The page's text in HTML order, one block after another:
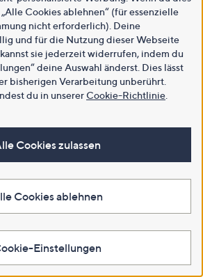
Cookies ablehnen“ (für essenzielle
nicht erforderlich). Deine
und für die Nutzung dieser Webseite
sie jederzeit widerrufen, indem du
deine Auswahl änderst. Dies lässt
bisherigen Verarbeitung unberührt.
du in unsererCookie-Richtlinie
Cookies zulassen
Cookies ablehnen
Einstellungen